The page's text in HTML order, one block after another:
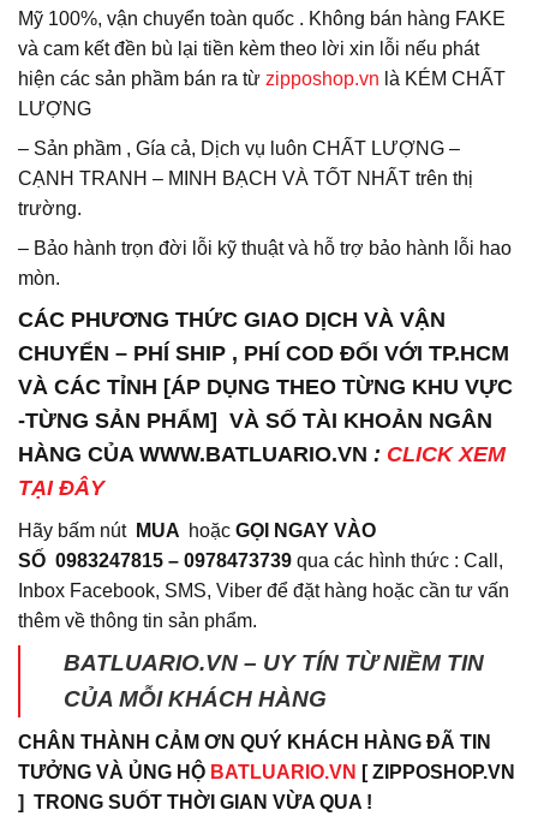
Mỹ 100%, vận chuyển toàn quốc . Không bán hàng FAKE
và cam kết đền bù lại tiền kèm theo lời xin lỗi nếu phát
hiện các sản phầm bán ra từ zipposhop.vn là KÉM CHẤT
LƯỢNG
– Sản phầm , Gía cả, Dịch vụ luôn CHẤT LƯỢNG –
CẠNH TRANH – MINH BẠCH VÀ TỐT NHẤT trên thị
trường.
– Bảo hành trọn đời lỗi kỹ thuật và hỗ trợ bảo hành lỗi hao
mòn.
CÁC PHƯƠNG THỨC GIAO DỊCH VÀ VẬN
CHUYỂN – PHÍ SHIP , PHÍ COD ĐỐI VỚI TP.HCM
VÀ CÁC TỈNH [ÁP DỤNG THEO TỪNG KHU VỰC
-TỪNG SẢN PHẨM] VÀ SỐ TÀI KHOẢN NGÂN
HÀNG CỦA WWW.BATLUARIO.VN : CLICK XEM
TẠI ĐÂY
Hãy bấm nút MUA hoặc GỌI NGAY VÀO
SỐ 0983247815 – 0978473739 qua các hình thức : Call,
Inbox Facebook, SMS, Viber để đặt hàng hoặc cần tư vấn
thêm về thông tin sản phẩm.
BATLUARIO.VN – UY TÍN TỪ NIỀM TIN
CỦA MỖI KHÁCH HÀNG
CHÂN THÀNH CẢM ƠN QUÝ KHÁCH HÀNG ĐÃ TIN
TƯỞNG VÀ ỦNG HỘ BATLUARIO.VN [ ZIPPOSHOP.VN
] TRONG SUỐT THỜI GIAN VỪA QUA !